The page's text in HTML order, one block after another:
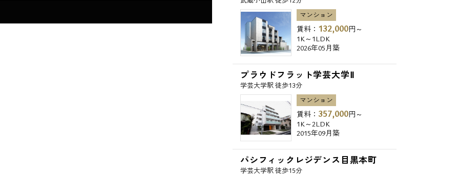
マンション
賃料： 132,000円～
1K～1LDK
2026年05月築
プラウドフラット学芸大学Ⅱ
学芸大学駅 徒歩13分
マンション
賃料： 357,000円～
1K～2LDK
2015年09月築
パシフィックレジデンス目黒本町
学芸大学駅 徒歩15分